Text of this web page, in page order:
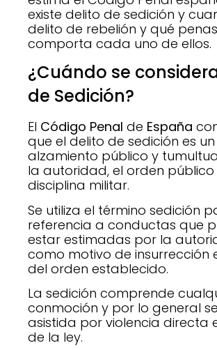
existe delito de sedición y
delito de rebelión y qué penas
comporta cada uno de ellos.
¿Cuándo se
de Sedición?
El Código Penal de España
que el delito de sedición es un
alzamiento público y
la autoridad, el orden público
disciplina militar.
Se utiliza el término sedición
referencia a conductas que
estar estimadas por la
como motivo de insurrección
del orden establecido.
La sedición comprende
conmoción y por lo general
asistida por violencia directa
de la ley.